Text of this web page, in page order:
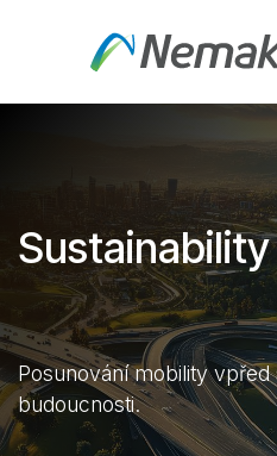
Sustainability
Posunování mobility
budoucnosti.